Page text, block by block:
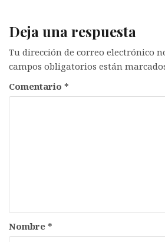
Deja una respuesta
Tu dirección de correo electrónico
campos obligatorios están
Comentario *
Nombre *